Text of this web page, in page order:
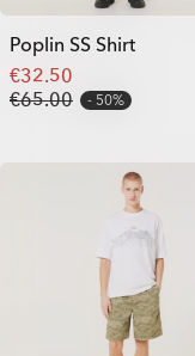
Poplin SS Shirt
€32.50
€65.00
50%